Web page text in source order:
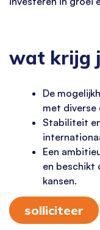
wat krijg
De
met diverse
Stabiliteit
Een
en beschikt
kansen.
solliciteer